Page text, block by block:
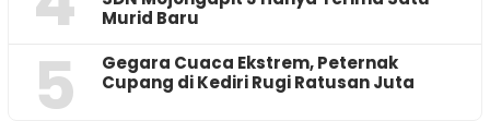
Murid Baru
5
‎Gegara Cuaca Ekstrem, Peternak
Cupang di Kediri Rugi Ratusan Juta